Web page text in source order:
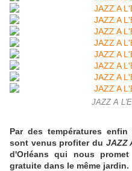
JAZZ A
Par des températures
sont venus profiter du JAZZ
d'Orléans qui nous
gratuite dans le même jardin.